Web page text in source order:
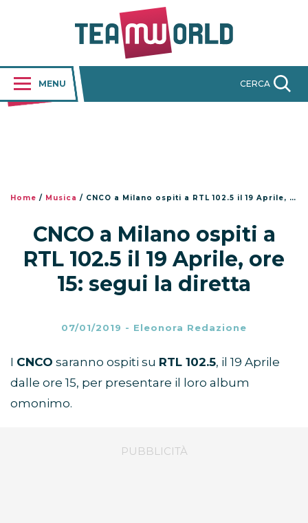
MENU CERCA
Home / Musica / CNCO a Milano ospiti a RTL 102.5 il 19 Aprile, ore 15: segui la diretta
CNCO a Milano ospiti a
RTL 102.5 il 19 Aprile, ore
15: segui la diretta
07/01/2019 - Eleonora Redazione
I CNCO saranno ospiti su RTL 102.5, il 19 Aprile
dalle ore 15, per presentare il loro album
omonimo.